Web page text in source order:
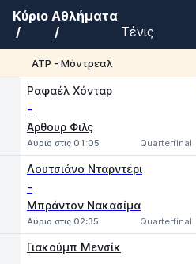
Κύριο Αθλήματα
Τένις
ATP - Μόντρεαλ
Ραφαέλ Χόνταρ
-
Άρθουρ Φιλς
Αύριο στις 01:05 Quarterfinal
Λουτσιάνο Νταρντέρι
-
Μπράντον Νακασίμα
Αύριο στις 02:35 Quarterfinal
Γιακούμπ Μενσίκ